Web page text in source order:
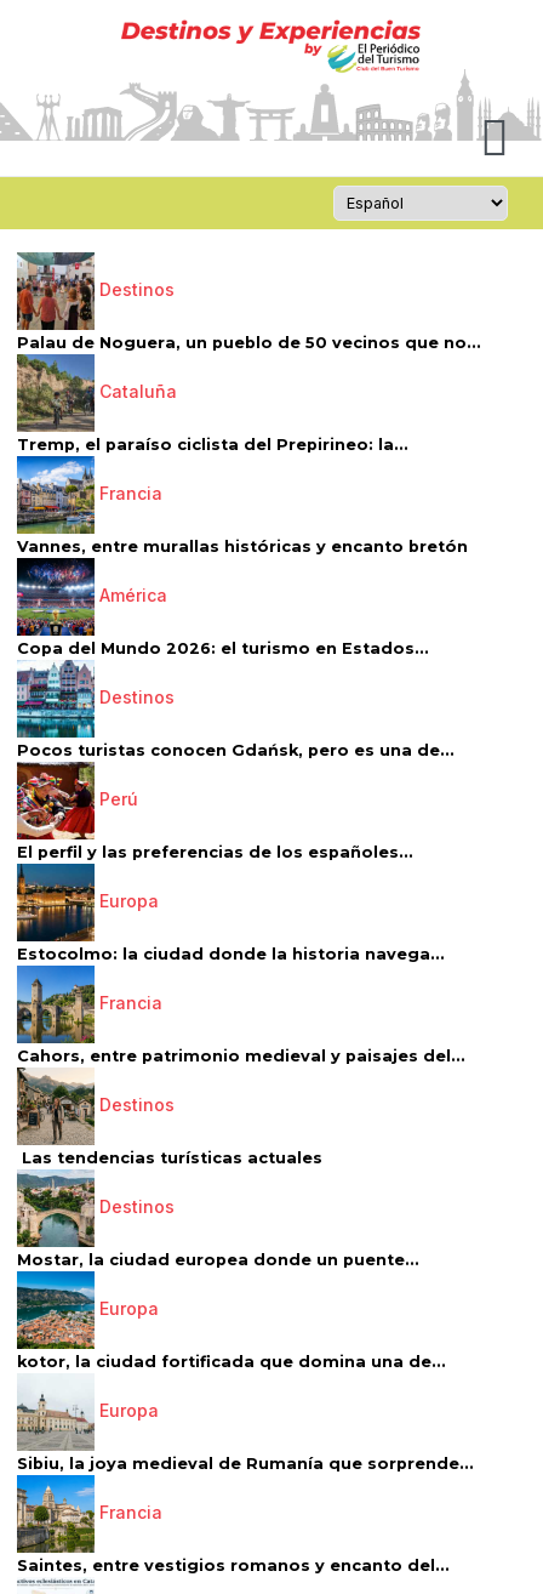
Destinos
Palau de Noguera, un pueblo de 50 vecinos que no...
Cataluña
Tremp, el paraíso ciclista del Prepirineo: la...
Francia
Vannes, entre murallas históricas y encanto bretón
América
Copa del Mundo 2026: el turismo en Estados...
Destinos
Pocos turistas conocen Gdańsk, pero es una de...
Perú
El perfil y las preferencias de los españoles...
Europa
Estocolmo: la ciudad donde la historia navega...
Francia
Cahors, entre patrimonio medieval y paisajes del...
Destinos
Las tendencias turísticas actuales
Destinos
Mostar, la ciudad europea donde un puente...
Europa
kotor, la ciudad fortificada que domina una de...
Europa
Sibiu, la joya medieval de Rumanía que sorprende...
Francia
Saintes, entre vestigios romanos y encanto del...